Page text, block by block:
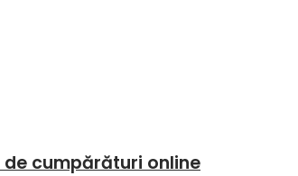
de cumpărături online